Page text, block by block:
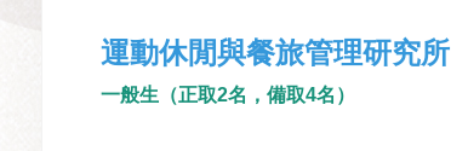
運動休閒與餐旅管理研究所
一般生 （正取2名，備取4名 ）